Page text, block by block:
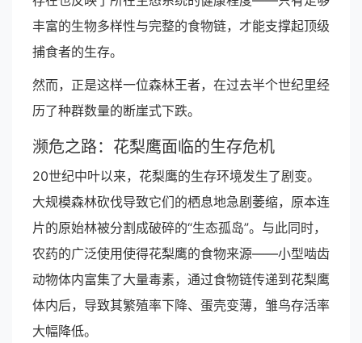
丰富的生物多样性与完整的食物链，才能支撑起顶级
捕食者的生存。
然而，正是这样一位森林王者，在过去半个世纪里经
历了种群数量的断崖式下跌。
濒危之路：花梨鹰面临的生存危机
20世纪中叶以来，花梨鹰的生存环境发生了剧变。
大规模森林砍伐导致它们的栖息地急剧萎缩，原本连
片的原始林被分割成破碎的“生态孤岛”。与此同时，
农药的广泛使用使得花梨鹰的食物来源——小型啮齿
动物体内富集了大量毒素，通过食物链传递到花梨鹰
体内后，导致其繁殖率下降、蛋壳变薄，雏鸟存活率
大幅降低。